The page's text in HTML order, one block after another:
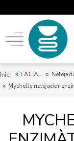
Inici FACIAL
Mychelle netejador